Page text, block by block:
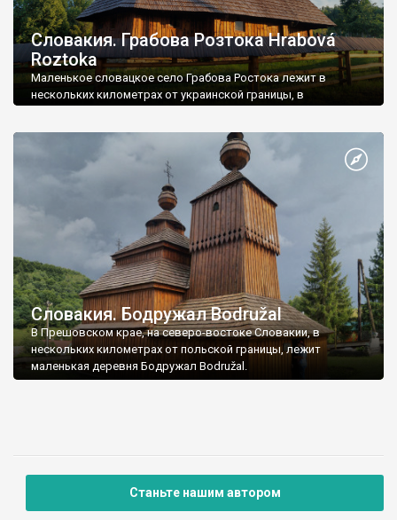
Словакия. Грабова Розтока Hrabová
Roztoka
Маленькое словацкое село Грабова Ростока лежит в
нескольких километрах от украинской границы, в
Словакия. Бодружал Bodružal
В Прешовском крае, на северо-востоке Словакии, в
нескольких километрах от польской границы, лежит
маленькая деревня Бодружал Bodružal.
Станьте нашим автором